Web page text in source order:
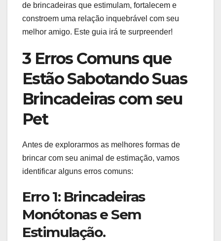
de brincadeiras que estimulam, fortalecem e
constroem uma relação inquebrável com seu
melhor amigo. Este guia irá te surpreender!
3 Erros Comuns que
Estão Sabotando Suas
Brincadeiras com seu
Pet
Antes de explorarmos as melhores formas de
brincar com seu animal de estimação, vamos
identificar alguns erros comuns:
Erro 1: Brincadeiras
Monótonas e Sem
Estimulação.